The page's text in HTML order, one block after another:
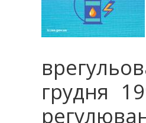
грудня